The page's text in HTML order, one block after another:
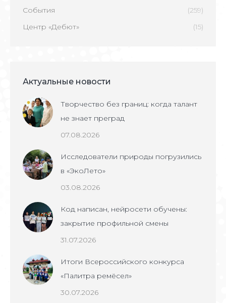
События
(259)
Центр «Дебют»
(15)
Актуальные новости
Творчество без границ: когда талант
не знает преград
07.08.2026
Исследователи природы погрузились
в «ЭкоЛето»
03.08.2026
Код написан, нейросети обучены:
закрытие профильной смены
31.07.2026
Итоги Всероссийского конкурса
«Палитра ремёсел»
30.07.2026